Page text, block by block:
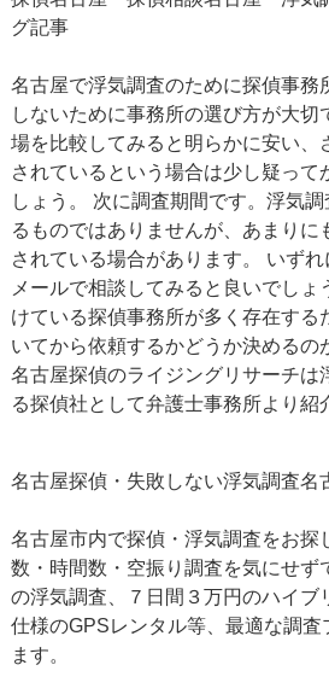
グ記事
名古屋で浮気調査のために探偵事務
しないために事務所の選び方が大切
場を比較してみると明らかに安い、
されているという場合は少し疑って
しょう。 次に調査期間です。浮気
るものではありませんが、あまりに
されている場合があります。 いず
メールで相談してみると良いでしょ
けている探偵事務所が多く存在する
いてから依頼するかどうか決めるの
名古屋探偵のライジングリサーチは
る探偵社として弁護士事務所より紹
名古屋探偵・失敗しない浮気調査名
名古屋市内で探偵・浮気調査をお探
数・時間数・空振り調査を気にせず
の浮気調査、７日間３万円のハイブ
仕様のGPSレンタル等、最適な調査
ます。